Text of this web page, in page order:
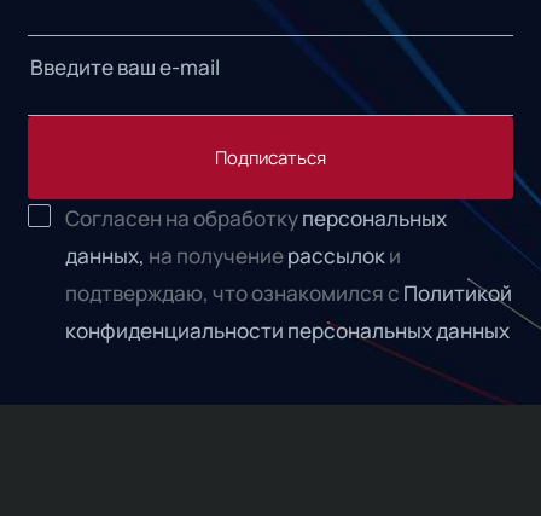
Подписаться
Согласен на обработкуперсональных
данных, на получениерассылоки
подтверждаю, что ознакомился с Политикой
конфиденциальности персональных данных